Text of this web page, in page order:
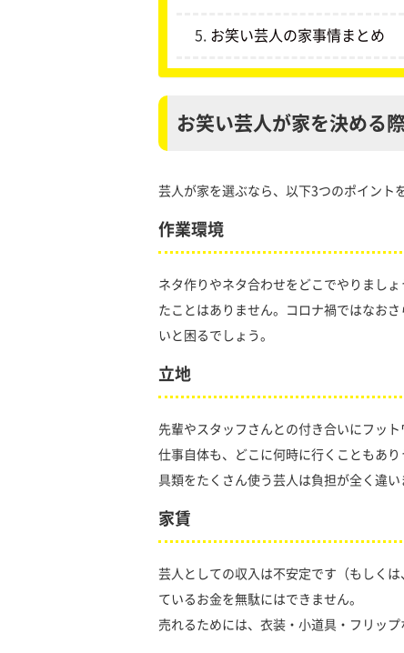
お笑い芸人の家事情まとめ
お笑い芸人が家を決める
芸人が家を選ぶなら、以下3つのポイント
作業環境
ネタ作りやネタ合わせをどこでやりまし
たことはありません。コロナ禍ではなお
いと困るでしょう。
立地
先輩やスタッフさんとの付き合いにフッ
仕事自体も、どこに何時に行くこともあ
具類をたくさん使う芸人は負担が全く違い
家賃
芸人としての収入は不安定です（もしく
ているお金を無駄にはできません。
売れるためには、衣装・小道具・フリッ